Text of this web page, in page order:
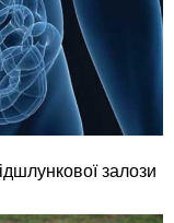
залози